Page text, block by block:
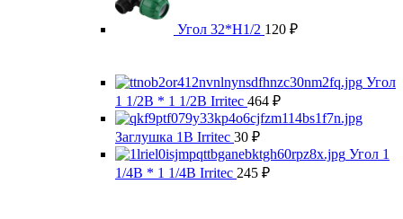
Угол 32*Н1/2 120 ₽
Угол
1 1/2В * 1 1/2В Irritec 464 ₽
Заглушка 1В Irritec 30 ₽
Угол 1
1/4В * 1 1/4В Irritec 245 ₽